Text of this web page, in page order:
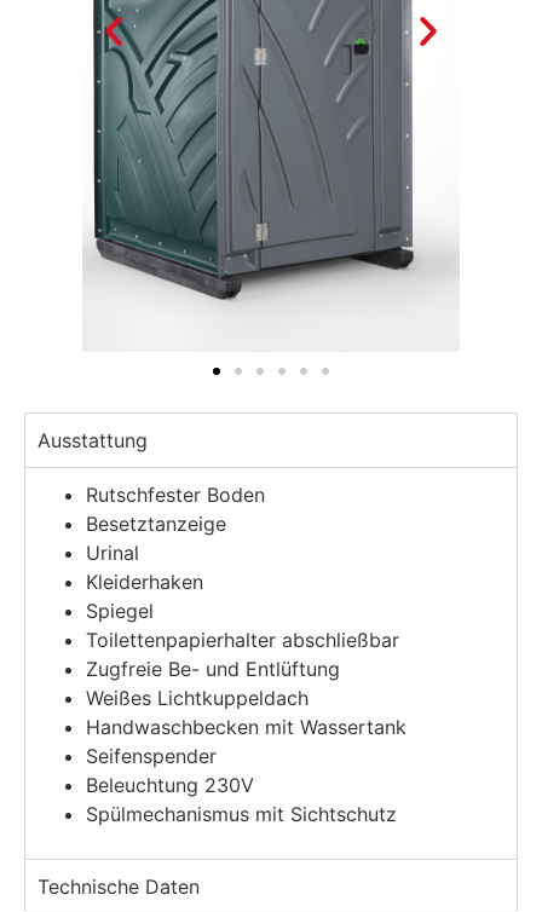
Ausstattung
Rutschfester Boden
Besetztanzeige
Urinal
Kleiderhaken
Spiegel
Toilettenpapierhalter abschließbar
Zugfreie Be- und Entlüftung
Weißes Lichtkuppeldach
Handwaschbecken mit Wassertank
Seifenspender
Beleuchtung 230V
Spülmechanismus mit Sichtschutz
Technische Daten